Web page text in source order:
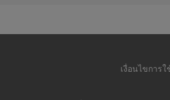
เงื่อนไขการ